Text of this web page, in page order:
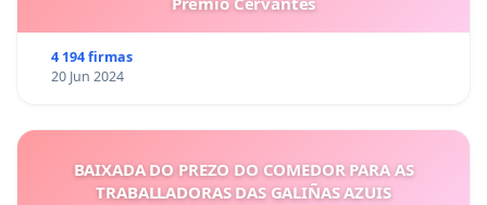
4 194 firmas
20 Jun 2024
BAIXADA DO PREZO DO COMEDOR PARA AS
TRABALLADORAS DAS GALIÑAS AZUIS